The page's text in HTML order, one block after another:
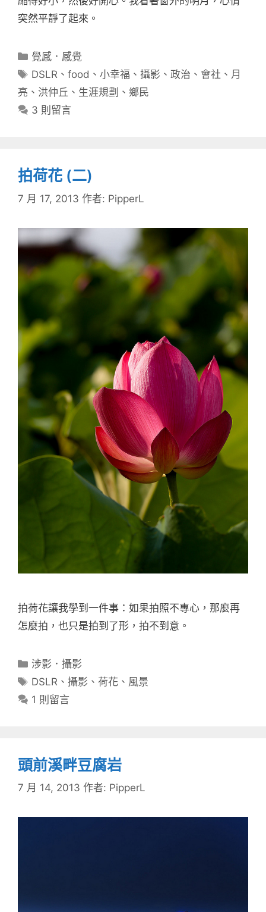
突然平靜了起來。
分
類
覺感．感覺
標
籤
DSLR 、food 、小幸福 、攝影 、政治 、 會社 、 月
亮 、 洪仲丘 、 生涯規劃 、 鄉民
3 則留言
拍荷花 (二)
7 月 17, 2013 作者: PipperL
拍荷花讓我學到一件事：如果拍照不專心，那麼再
怎麼拍，也只是拍到了形，拍不到意。
分
類
涉影．攝影
標
籤
DSLR 、攝影 、荷花 、 風景
1 則留言
頭前溪畔豆腐岩
7 月 14, 2013 作者: PipperL